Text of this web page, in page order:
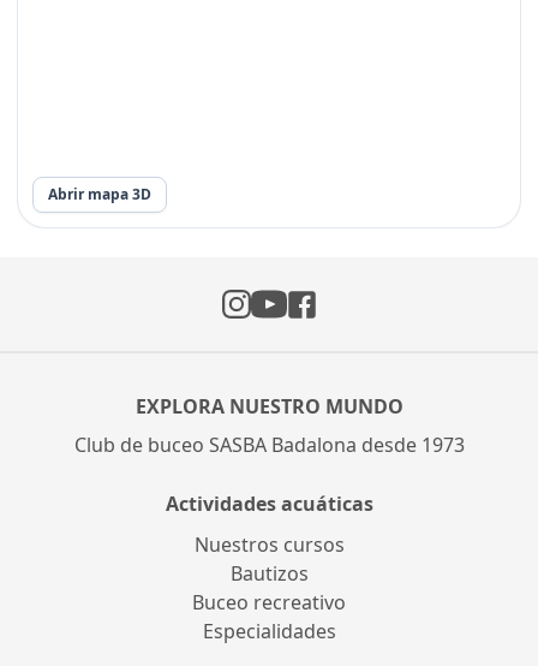
Abrir mapa 3D
EXPLORA NUESTRO MUNDO
Club de buceo SASBA Badalona desde 1973
Actividades acuáticas
Nuestros cursos
Bautizos
Buceo recreativo
Especialidades